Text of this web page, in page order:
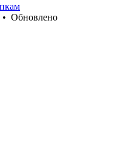
• Обновлено